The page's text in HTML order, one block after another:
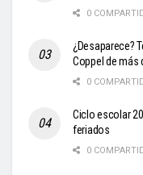
0
¿Desaparece?
Coppel de más
0
Ciclo escolar
feriados
0